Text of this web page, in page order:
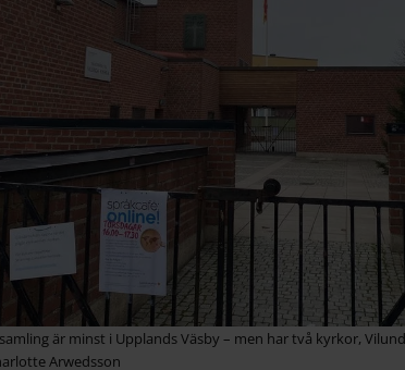
är minst i Upplands Väsby – men har två kyrkor,
Arwedsson